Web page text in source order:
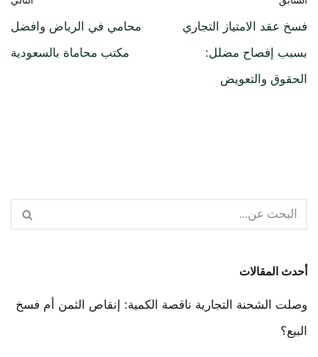
فسخ عقد الامتياز التجاري
بسبب إفصاح مضلل:
الحقوق والتعويض
محامي في الرياض وافضل
مكتب محاماة بالسعودية
أحدث المقالات
وصلت الشحنة التجارية ناقصة الكمية: إنقاص الثمن أم فسخ
البيع؟